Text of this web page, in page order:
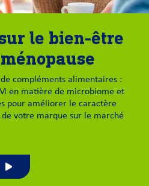
le bien-être
compléments alimentaires :
en matière de microbiome et
pour améliorer le caractère
votre marque sur le marché